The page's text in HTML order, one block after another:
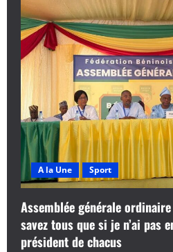
A la Une Sport
Assemblée générale
savez tous que si je n’ai pas
président de chacus